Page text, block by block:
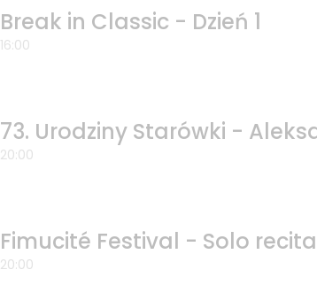
Break in Classic - Dzień 1
16:00
73. Urodziny Starówki -
20:00
Fimucité Festival - Solo
20:00